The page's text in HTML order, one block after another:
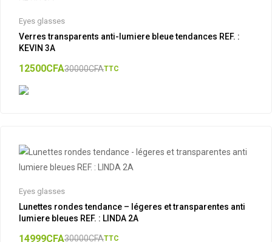
Eyes glasses
Verres transparents anti-lumiere bleue tendances REF. :
KEVIN 3A
30000CFA
12500CFA TTC
Eyes glasses
Lunettes rondes tendance – légeres et transparentes anti
lumiere bleues REF. : LINDA 2A
30000CFA
14999CFA TTC